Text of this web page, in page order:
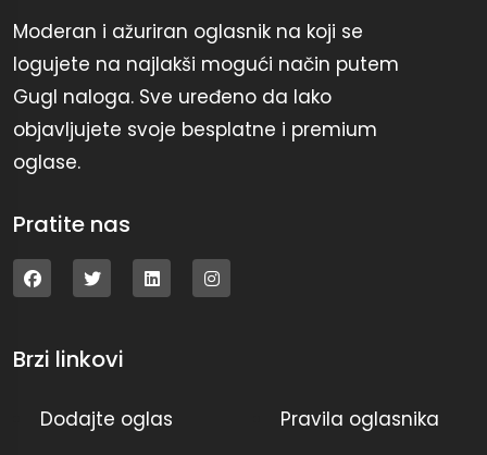
Moderan i ažuriran oglasnik na koji se
logujete na najlakši mogući način putem
Gugl naloga. Sve uređeno da lako
objavljujete svoje besplatne i premium
oglase.
Pratite nas
Brzi linkovi
Dodajte oglas
Pravila oglasnika